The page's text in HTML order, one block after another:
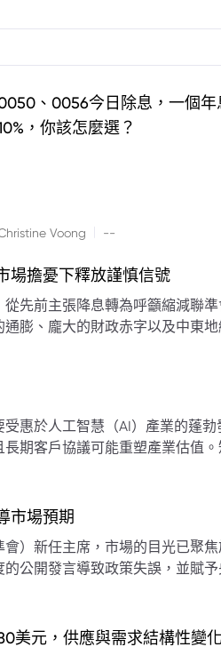
、0056今日除息，一個年
，你該怎麼選？
Voong --
場擔憂下釋放謹慎信號
先前主張降息轉為呼籲縮減聯
膨、龐大的財政赤字以及中東地
空間。專家預計將進入政策觀望
惠於人工智慧（AI）產業的蓬
期客戶協議可能重塑產業估值。
市場預期
）新任主席，市場的目光已聚
公開發言導致政策失誤，並賦予
少對預期市場信號的依賴，並強
美元，供應與需求結構性變